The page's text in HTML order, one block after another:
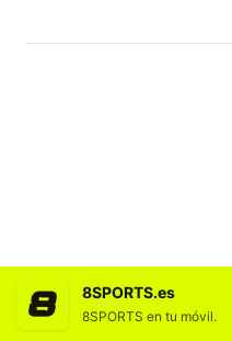
8SPORTS.es
8SPORTS en tu móvil.